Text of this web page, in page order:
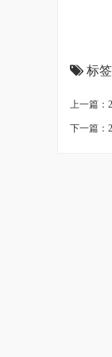
标签
上一篇：
下一篇：